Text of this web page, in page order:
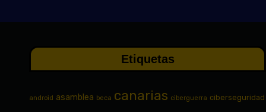
Etiquetas
android asamblea beca canarias ciberguerra ciberseguridad